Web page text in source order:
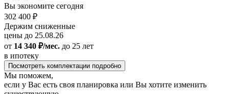
Вы экономите сегодня
302 400 ₽
Держим сниженные
цены до 25.08.26
от 14 340 ₽/мес. до 25 лет
в ипотеку
Посмотреть комплектации подробно
Мы поможем,
если у Вас есть своя планировка или Вы хотите изменить